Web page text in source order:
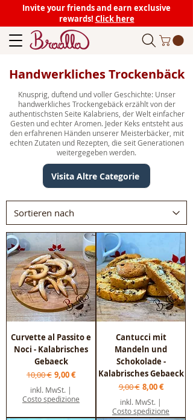
Invite your friends and earn exclusive
rewards! Click here
Handwerkliches Trockenbäck
Knusprig, duftend und voller Geschichte: Unser
handwerkliches Trockengebäck erzählt von der
authentischsten Seite Kalabriens, der Welt einfacher
Gesten und echter Aromen. Jeder Keks entsteht aus
den erfahrenen Händen unserer Meisterbäcker, mit
echten Zutaten und Rezepten, die seit Generationen
weitergegeben werden.
Visita Altre Categorie
Curvette al Passito e
Noci - Kalabrisches
Gebaeck
Standardpreis
10,00 € Sale-Preis
9,00 €
inkl. MwSt. |
Costo spedizione
Cantucci mit
Mandeln und
Schokolade -
Kalabrisches Gebaeck
Standardpreis
9,00 € Sale-Preis
8,00 €
inkl. MwSt. |
Costo spedizione